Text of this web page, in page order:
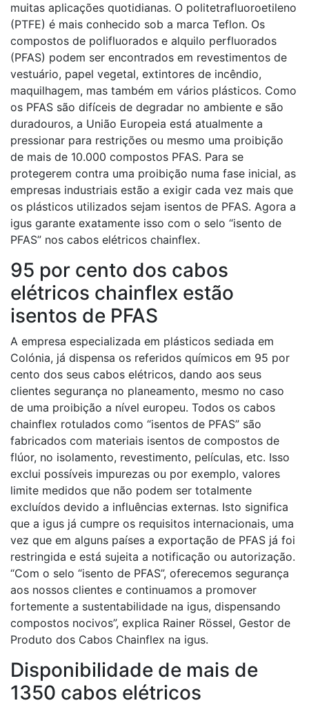
muitas aplicações quotidianas. O politetrafluoroetileno
(PTFE) é mais conhecido sob a marca Teflon. Os
compostos de polifluorados e alquilo perfluorados
(PFAS) podem ser encontrados em revestimentos de
vestuário, papel vegetal, extintores de incêndio,
maquilhagem, mas também em vários plásticos. Como
os PFAS são difíceis de degradar no ambiente e são
duradouros, a União Europeia está atualmente a
pressionar para restrições ou mesmo uma proibição
de mais de 10.000 compostos PFAS. Para se
protegerem contra uma proibição numa fase inicial, as
empresas industriais estão a exigir cada vez mais que
os plásticos utilizados sejam isentos de PFAS. Agora a
igus garante exatamente isso com o selo “isento de
PFAS” nos cabos elétricos chainflex.
95 por cento dos cabos
elétricos chainflex estão
isentos de PFAS
A empresa especializada em plásticos sediada em
Colónia, já dispensa os referidos químicos em 95 por
cento dos seus cabos elétricos, dando aos seus
clientes segurança no planeamento, mesmo no caso
de uma proibição a nível europeu. Todos os cabos
chainflex rotulados como “isentos de PFAS” são
fabricados com materiais isentos de compostos de
flúor, no isolamento, revestimento, películas, etc. Isso
exclui possíveis impurezas ou por exemplo, valores
limite medidos que não podem ser totalmente
excluídos devido a influências externas. Isto significa
que a igus já cumpre os requisitos internacionais, uma
vez que em alguns países a exportação de PFAS já foi
restringida e está sujeita a notificação ou autorização.
“Com o selo “isento de PFAS”, oferecemos segurança
aos nossos clientes e continuamos a promover
fortemente a sustentabilidade na igus, dispensando
compostos nocivos”, explica Rainer Rössel, Gestor de
Produto dos Cabos Chainflex na igus.
Disponibilidade de mais de
1350 cabos elétricos